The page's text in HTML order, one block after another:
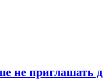
не приглашать